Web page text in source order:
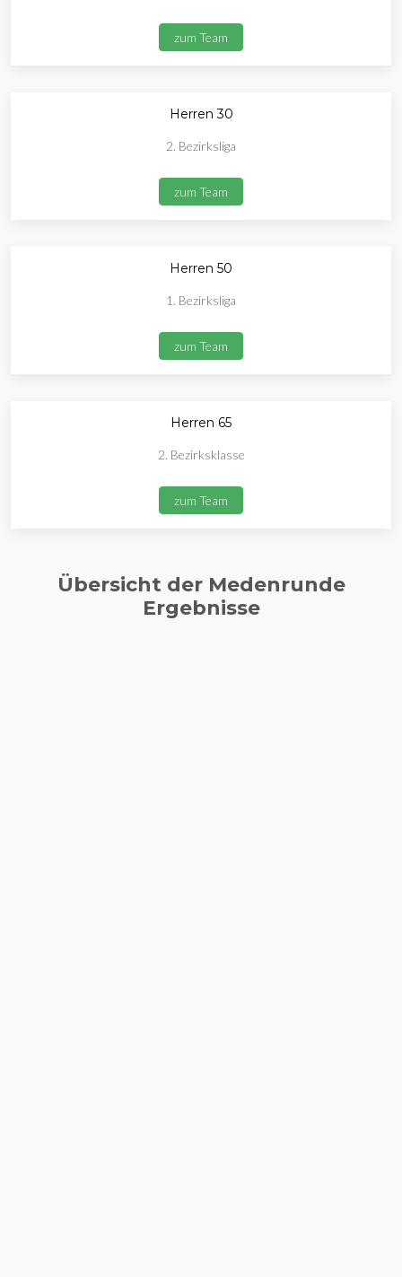
zum Team
Herren 30
2. Bezirksliga
zum Team
Herren 50
1. Bezirksliga
zum Team
Herren 65
2. Bezirksklasse
zum Team
Übersicht der Medenrunde
Ergebnisse